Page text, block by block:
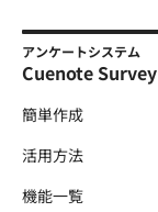
アンケートシステム
Cuenote Survey
簡単作成
活用方法
機能一覧